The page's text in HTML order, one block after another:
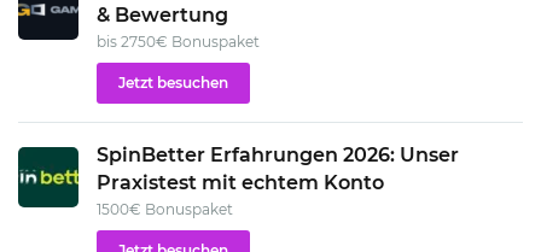
& Bewertung
bis 2750€ Bonuspaket
Jetzt besuchen
SpinBetter Erfahrungen 2026: Unser
Praxistest mit echtem Konto
1500€ Bonuspaket